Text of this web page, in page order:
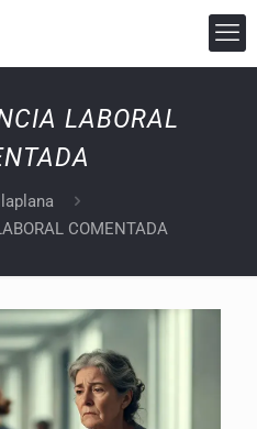
LABORAL
COMENTADA